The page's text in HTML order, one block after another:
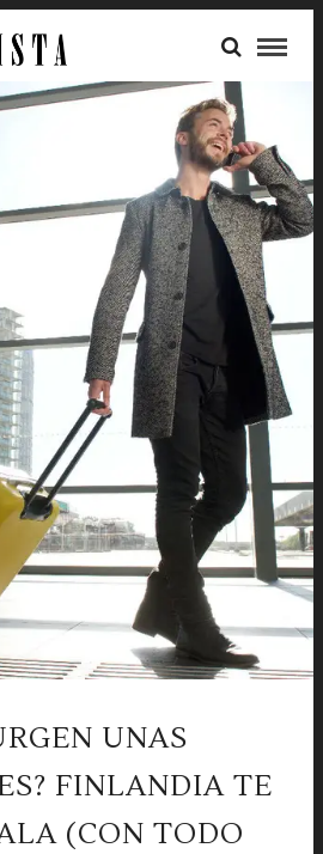
UNAS
FINLANDIA TE
(CON TODO